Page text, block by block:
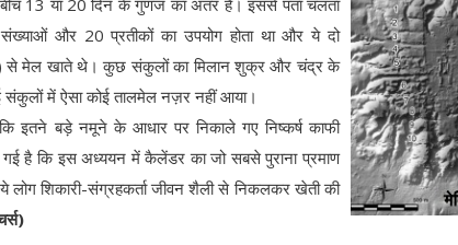
बीच 13 या 20 दिन के गुणज का अंतर है। इससे पता चलता
और 20 प्रतीकों का उपयोग होता था और ये दो
से मेल खाते थे। कुछ संकुलों का मिलान शुक्र और चंद्र के
में ऐसा कोई तालमेल नज़र नहीं आया।
कि इतने बड़े नमूने के आधार पर निकाले गए निष्कर्ष काफी
है कि इस अध्ययन में कैलेंडर का जो सबसे पुराना प्रमाण
शिकारी-संग्रहकर्ता जीवन शैली से निकलकर खेती की